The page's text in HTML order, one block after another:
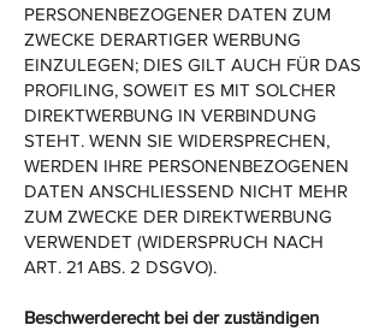
PERSONENBEZOGENER DATEN ZUM
ZWECKE DERARTIGER WERBUNG
EINZULEGEN; DIES GILT AUCH FÜR DAS
PROFILING, SOWEIT ES MIT SOLCHER
DIREKTWERBUNG IN VERBINDUNG
STEHT. WENN SIE WIDERSPRECHEN,
WERDEN IHRE PERSONENBEZOGENEN
DATEN ANSCHLIESSEND NICHT MEHR
ZUM ZWECKE DER DIREKTWERBUNG
VERWENDET (WIDERSPRUCH NACH
ART. 21 ABS. 2 DSGVO).
Beschwerde­recht bei der zuständigen